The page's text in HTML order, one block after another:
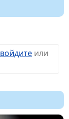
войдите или